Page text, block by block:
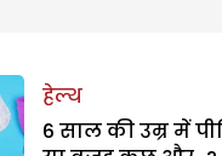
हेल्थ
6 साल की उम्र में